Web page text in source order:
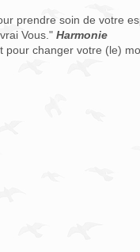
prendre soin de votre
Vous." Harmonie
pour changer votre (le)